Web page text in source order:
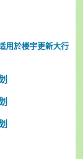
用於楼宇更新大行